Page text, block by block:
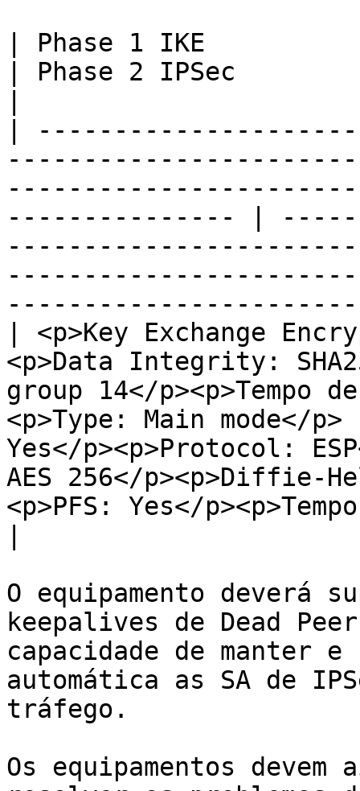
| Phase 1 IKE
| Phase 2 IPSec
|
--------------- |
| <p>Key Exchange
<p>Data Integrity:
group 14</p><p>Tempo
<p>Type: Main mode</
Yes</p><p>Protocol:
AES 256</p><p>Diffie-
<p>PFS: Yes</
O equipamento deverá
keepalives de Dead
capacidade de manter
automática as SA de
tráfego.
Os equipamentos